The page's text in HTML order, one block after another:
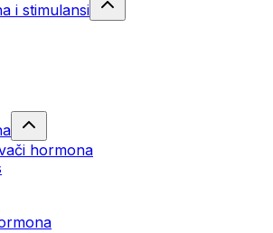
i stimulansi
hormona